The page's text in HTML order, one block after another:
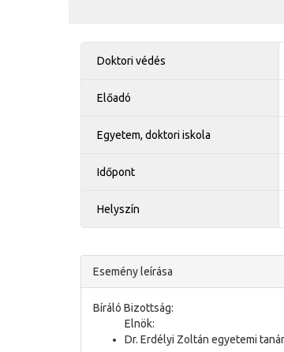
Doktori védés
Előadó
Egyetem, doktori iskola
Időpont
Helyszín
Esemény leírása
Bíráló Bizottság:
Elnök:
Dr. Erdélyi Zoltán egyetemi